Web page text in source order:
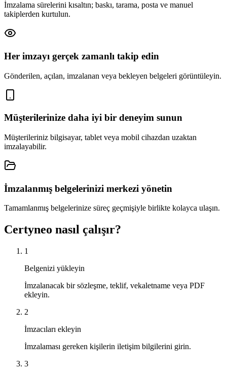
İmzalama sürelerini kısaltın; baskı, tarama, posta ve manuel
takiplerden kurtulun.
Her imzayı gerçek zamanlı takip edin
Gönderilen, açılan, imzalanan veya bekleyen belgeleri görüntüleyin.
Müşterilerinize daha iyi bir deneyim sunun
Müşterileriniz bilgisayar, tablet veya mobil cihazdan uzaktan
imzalayabilir.
İmzalanmış belgelerinizi merkezi yönetin
Tamamlanmış belgelerinize süreç geçmişiyle birlikte kolayca ulaşın.
Certyneo nasıl çalışır?
1
Belgenizi yükleyin
İmzalanacak bir sözleşme, teklif, vekaletname veya PDF
ekleyin.
2
İmzacıları ekleyin
İmzalaması gereken kişilerin iletişim bilgilerini girin.
3